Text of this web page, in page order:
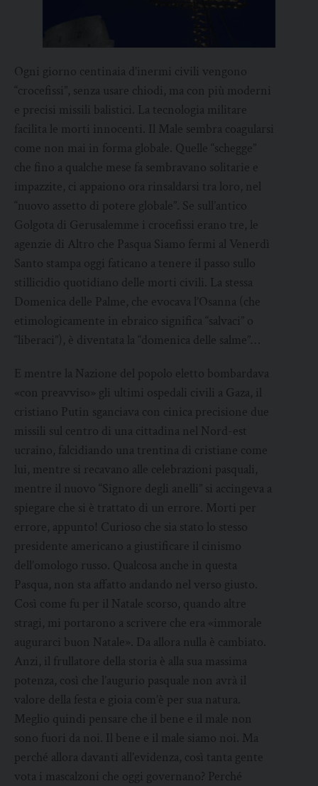
Ogni giorno centinaia d’inermi civili vengono
“crocefissi”, senza usare chiodi, ma con più moderni
e precisi missili balistici. La tecnologia militare
facilita le morti innocenti. Il Male sembra coagularsi
come non mai in forma globale. Quelle “schegge”
che fino a qualche mese fa sembravano solitarie e
impazzite, ci appaiono ora rinsaldarsi tra loro, nel
“nuovo assetto di potere globale”. Se sull’antico
Golgota di Gerusalemme i crocefissi erano tre, le
agenzie di Altro che Pasqua Siamo fermi al Venerdì
Santo stampa oggi faticano a tenere il passo sullo
stillicidio quotidiano delle morti civili. La stessa
Domenica delle Palme, che evocava l’Osanna (che
etimologicamente in ebraico significa “salvaci” o
“liberaci”), è diventata la “domenica delle salme”…
E mentre la Nazione del popolo eletto bombardava
«con preavviso» gli ultimi ospedali civili a Gaza, il
cristiano Putin sganciava con cinica precisione due
missili sul centro di una cittadina nel Nord-est
ucraino, falcidiando una trentina di cristiane come
lui, mentre si recavano alle celebrazioni pasquali,
mentre il nuovo “Signore degli anelli” si accingeva a
spiegare che si è trattato di un errore. Morti per
errore, appunto! Curioso che sia stato lo stesso
presidente americano a giustificare il cinismo
dell’omologo russo. Qualcosa anche in questa
Pasqua, non sta affatto andando nel verso giusto.
Così come fu per il Natale scorso, quando altre
stragi, mi portarono a scrivere che era «immorale
augurarci buon Natale». Da allora nulla è cambiato.
Anzi, il frullatore della storia è alla sua massima
potenza, così che l’augurio pasquale non avrà il
valore della festa e gioia com’è per sua natura.
Meglio quindi pensare che il bene e il male non
sono fuori da noi. Il bene e il male siamo noi. Ma
perché allora davanti all’evidenza, così tanta gente
vota i mascalzoni che oggi governano? Perché